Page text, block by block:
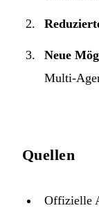
Neue
Multi-
Quellen
Offizielle